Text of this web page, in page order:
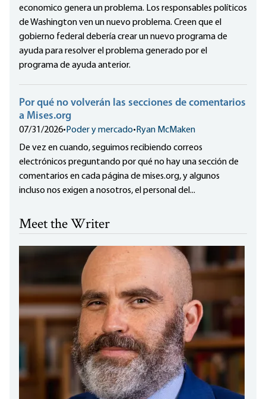
economico genera un problema. Los responsables políticos
de Washington ven un nuevo problema. Creen que el
gobierno federal debería crear un nuevo programa de
ayuda para resolver el problema generado por el
programa de ayuda anterior.
Por qué no volverán las secciones de comentarios
a Mises.org
07/31/2026• Poder y mercado• Ryan McMaken
De vez en cuando, seguimos recibiendo correos
electrónicos preguntando por qué no hay una sección de
comentarios en cada página de mises.org, y algunos
incluso nos exigen a nosotros, el personal del...
Meet the Writer